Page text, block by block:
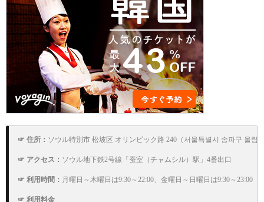
☞ 住所： ソウル特別市 松坡区 オリンピック路 240（서울특별시 송파구 올림
☞ アクセス： ソウル地下鉄2号線「蚕室（チャムシル）駅」4番出口
☞ 利用時間： 月曜日～木曜日は9:30～22:00、金曜日～日曜日は9:30～23:00
☞ 利用料金